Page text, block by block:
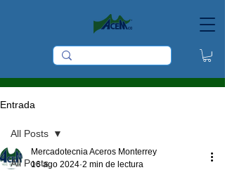
Entrada
All Posts
All Posts
Mercadotecnia Aceros Monterrey
16 ago 2024 2 min de lectura